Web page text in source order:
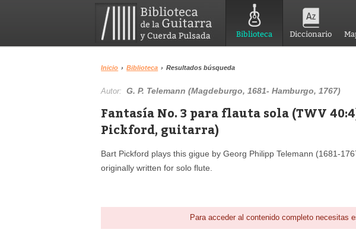
Biblioteca Diccionario
Inicio › Biblioteca › Resultados búsqueda
Autor:G. P. Telemann (Magdeburgo, 1681- Hamburgo, 1767)
Fantasía No. 3 para flauta sola (TWV
Pickford, guitarra)
Bart Pickford plays this gigue by Georg Philipp Telemann (1681-
originally written for solo flute.
Para acceder al contenido completo necesitas